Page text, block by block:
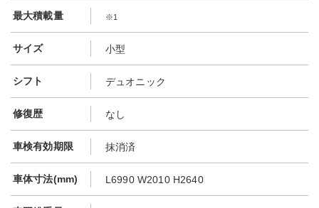
最大積載量 ※1
サイズ 小型
シフト デュオニック
修復歴 なし
車検有効期限 抹消済
車体寸法(mm) L6990 W2010 H2640